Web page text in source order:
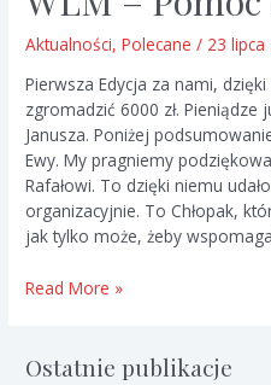
Aktualności,Polecane / 23 lipca
Pierwsza Edycja za nami,
zgromadzić 6000 zł. Pieniądze
Janusza. Poniżej
Ewy. My pragniemy
Rafałowi. To dzięki niemu
organizacyjnie. To Chłopak,
jak tylko może, żeby
WLM
dla
Read More »
Ostatnie publikacje